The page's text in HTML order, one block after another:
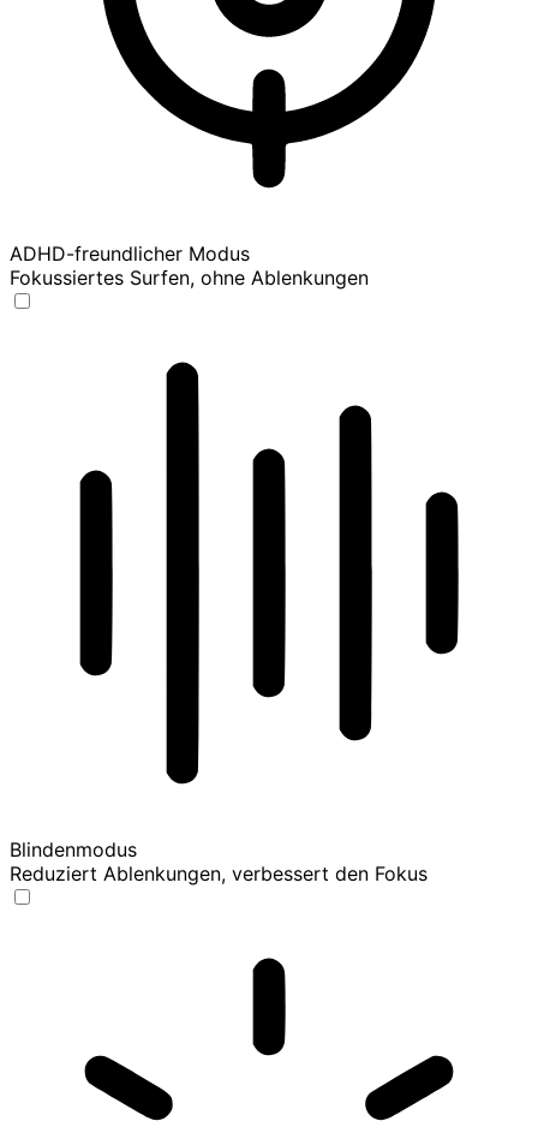
ADHD-freundlicher Modus
Fokussiertes Surfen, ohne Ablenkungen
Blindenmodus
Reduziert Ablenkungen, verbessert den Fokus